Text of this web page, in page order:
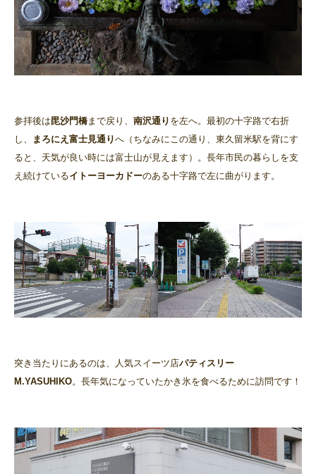
参拝後は毘沙門橋まで戻り、 南沢通り を左へ。最初の十字路で右折
し、
まろにえ富士見通りへ（ちなみにこの通り、東久留米駅を背にす
ると、天気が良い時には富士山が見えます）。長年市民の暮らしを支
え続けているイトーヨーカドーのある十字路で左に曲がります。
突き当たりにあるのは、人気スイーツ店パティスリー
M.YASUHIKO。長年気になっていたかき氷を食べるために訪問です！